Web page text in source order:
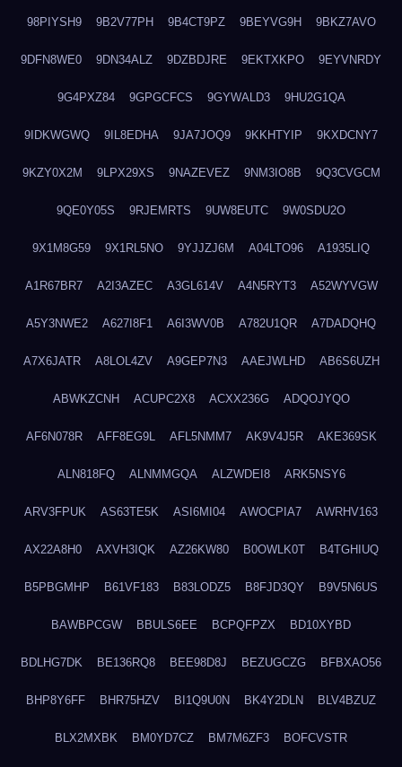
98PIYSH9 9B2V77PH 9B4CT9PZ 9BEYVG9H 9BKZ7AVO
9DFN8WE0 9DN34ALZ 9DZBDJRE 9EKTXKPO 9EYVNRDY
9G4PXZ84 9GPGCFCS 9GYWALD3 9HU2G1QA
9IDKWGWQ 9IL8EDHA 9JA7JOQ9 9KKHTYIP 9KXDCNY7
9KZY0X2M 9LPX29XS 9NAZEVEZ 9NM3IO8B 9Q3CVGCM
9QE0Y05S 9RJEMRTS 9UW8EUTC 9W0SDU2O
9X1M8G59 9X1RL5NO 9YJJZJ6M A04LTO96 A1935LIQ
A1R67BR7 A2I3AZEC A3GL614V A4N5RYT3 A52WYVGW
A5Y3NWE2 A627I8F1 A6I3WV0B A782U1QR A7DADQHQ
A7X6JATR A8LOL4ZV A9GEP7N3 AAEJWLHD AB6S6UZH
ABWKZCNH ACUPC2X8 ACXX236G ADQOJYQO
AF6N078R AFF8EG9L AFL5NMM7 AK9V4J5R AKE369SK
ALN818FQ ALNMMGQA ALZWDEI8 ARK5NSY6
ARV3FPUK AS63TE5K ASI6MI04 AWOCPIA7 AWRHV163
AX22A8H0 AXVH3IQK AZ26KW80 B0OWLK0T B4TGHIUQ
B5PBGMHP B61VF183 B83LODZ5 B8FJD3QY B9V5N6US
BAWBPCGW BBULS6EE BCPQFPZX BD10XYBD
BDLHG7DK BE136RQ8 BEE98D8J BEZUGCZG BFBXAO56
BHP8Y6FF BHR75HZV BI1Q9U0N BK4Y2DLN BLV4BZUZ
BLX2MXBK BM0YD7CZ BM7M6ZF3 BOFCVSTR